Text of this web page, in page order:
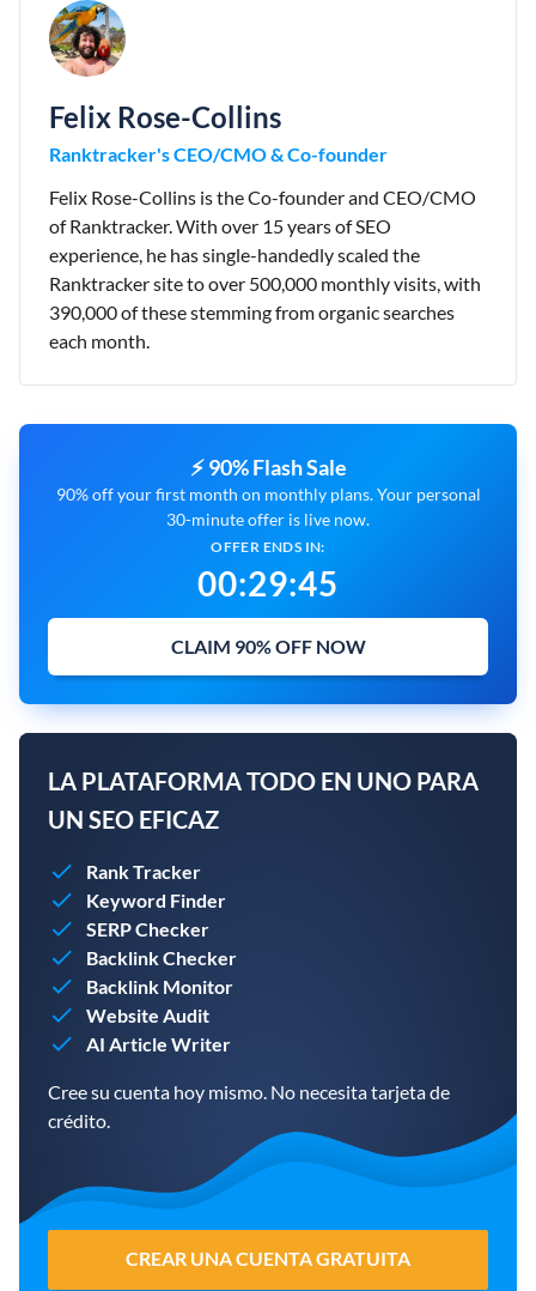
Felix Rose-Collins
Ranktracker's CEO/CMO & Co-founder
Felix Rose-Collins is the Co-founder and CEO/CMO
of Ranktracker. With over 15 years of SEO
experience, he has single-handedly scaled the
Ranktracker site to over 500,000 monthly visits, with
390,000 of these stemming from organic searches
each month.
⚡ 90% Flash Sale
90% off your first month on monthly plans. Your personal
30-minute offer is live now.
OFFER ENDS IN:
00:29:44
CLAIM 90% OFF NOW
LA PLATAFORMA TODO EN UNO PARA
UN SEO EFICAZ
Rank Tracker
Keyword Finder
SERP Checker
Backlink Checker
Backlink Monitor
Website Audit
AI Article Writer
Cree su cuenta hoy mismo. No necesita tarjeta de
crédito.
CREAR UNA CUENTA GRATUITA